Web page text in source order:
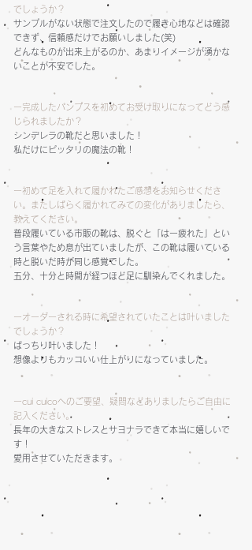
でしょうか？
サンプルがない状態で注文したので履き心地などは確認
できず、信頼感だけでお願いしました(笑)
どんなものが出来上がるのか、あまりイメージが湧かな
いことが不安でした。
ー完成したパンプスを初めてお受け取りになってどう感
じられましたか？
シンデレラの靴だと思いました！
私だけにピッタリの魔法の靴！
ー初めて足を入れて履かれたご感想をお知らせくださ
い。またしばらく履かれてみての変化がありましたら、
教えてください。
普段履いている市販の靴は、脱ぐと「はー疲れた」とい
う言葉やため息が出ていましたが、この靴は履いている
時と脱いだ時が同じ感覚でした。
五分、十分と時間が経つほど足に馴染んでくれました。
ーオーダーされる時に希望されていたことは叶いました
でしょうか？
ばっちり叶いました！
想像よりもカッコいい仕上がりになっていました。
ーcui cuicoへのご要望 、疑問などありましたらご自由に
記入ください。
長年の大きなストレスとサヨナラできて本当に嬉しいで
す！
愛用させていただきます。